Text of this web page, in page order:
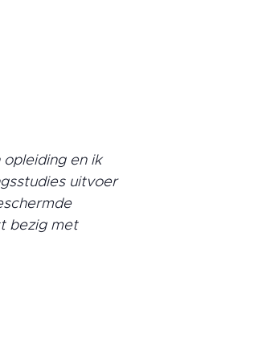
en ik
uitvoer
bezig met